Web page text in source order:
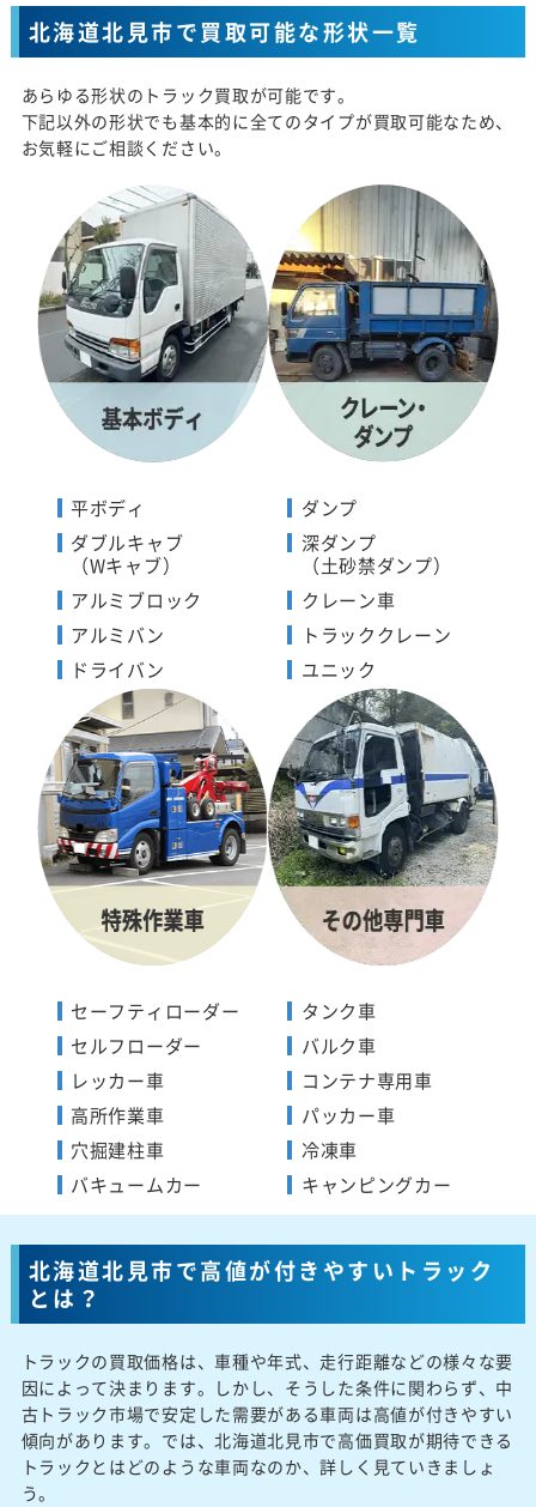
北海道北見市で買取可能な形状一覧
あらゆる形状のトラック買取が可能です。
下記以外の形状でも基本的に全てのタイプが買取可能なため、
お気軽にご相談ください。
平ボディ
ダブルキャブ
（Wキャブ）
アルミブロック
アルミバン
ドライバン
ダンプ
深ダンプ
（土砂禁ダンプ）
クレーン車
トラッククレーン
ユニック
セーフティローダー
セルフローダー
レッカー車
高所作業車
穴掘建柱車
バキュームカー
タンク車
バルク車
コンテナ専用車
パッカー車
冷凍車
キャンピングカー
北海道北見市で高値が付きやすいトラック
とは？
トラックの買取価格は、車種や年式、走行距離などの様々な要
因によって決まります。しかし、そうした条件に関わらず、中
古トラック市場で安定した需要がある車両は高値が付きやすい
傾向があります。では、北海道北見市で高価買取が期待できる
トラックとはどのような車両なのか、詳しく見ていきましょ
う。